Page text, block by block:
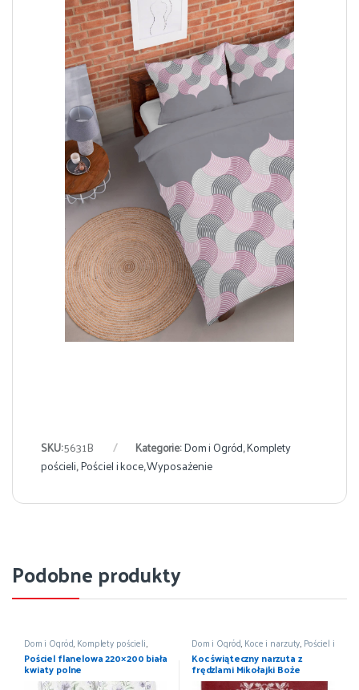
SKU:5631B Kategorie:Dom i Ogród,Komplety
pościeli,Pościel i koce,Wyposażenie
Podobne produkty
Dom i Ogród, Komplety pościeli,
Pościel i koce ,Wyposażenie
Pościel flanelowa 220×200 biała
kwiaty polne
Dom i Ogród, Koce i narzuty, Pościel i
koce ,Wyposażenie
Koc świąteczny narzuta z
frędzlami Mikołajki Boże
Narodzenie 150×200